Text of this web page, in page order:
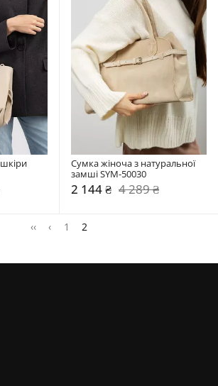
Сумка жіноча з натуральної
замші SYM-50030
2 144 ₴ 4 289 ₴
‹‹ ‹ 1 2